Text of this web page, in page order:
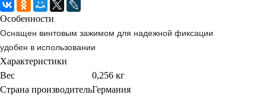
Особенности
Оснащен винтовым зажимом для надежной фиксации
удобен в использовании
Характеристики
Вес
0,256 кг
Страна производительГермания